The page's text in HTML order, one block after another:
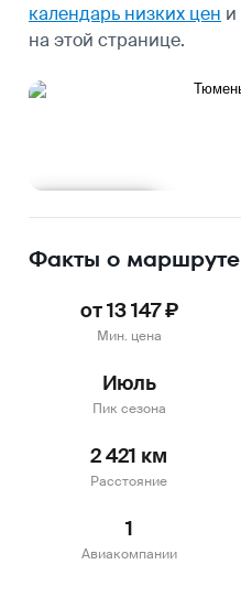
календарь низких цен и
на этой странице.
Факты о маршруте
от 13 147 ₽
Мин. цена
Июль
Пик сезона
2 421 км
Расстояние
1
Авиакомпании